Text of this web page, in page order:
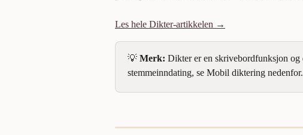
Les hele Dikter-artikkelen →
💡 Merk: Dikter er en skrivebordfunksjon
stemmeinndating, se Mobil diktering nedenfor.